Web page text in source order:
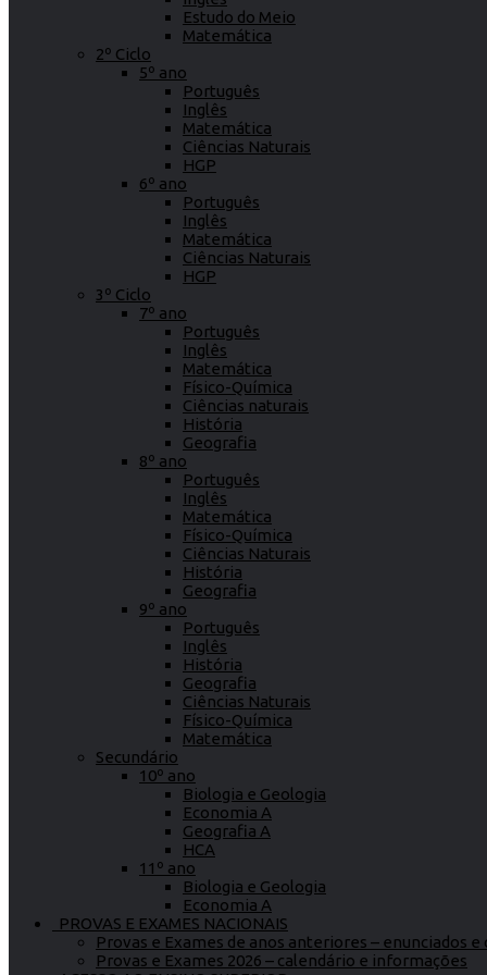
Estudo do Meio
Matemática
2º Ciclo
5º ano
Português
Inglês
Matemática
Ciências Naturais
HGP
6º ano
Português
Inglês
Matemática
Ciências Naturais
HGP
3º Ciclo
7º ano
Português
Inglês
Matemática
Físico-Química
Ciências naturais
História
Geografia
8º ano
Português
Inglês
Matemática
Físico-Química
Ciências Naturais
História
Geografia
9º ano
Português
Inglês
História
Geografia
Ciências Naturais
Físico-Química
Matemática
Secundário
10º ano
Biologia e Geologia
Economia A
Geografia A
HCA
11º ano
Biologia e Geologia
Economia A
PROVAS E EXAMES NACIONAIS
Provas e Exames de anos anteriores – enunciados
Provas e Exames 2026 – calendário e informações